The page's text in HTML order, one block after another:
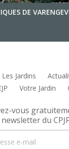
DE
Les Jardins
Votre Jardin
vous
du CPJF